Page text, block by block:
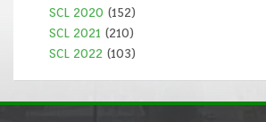
SCL 2020 (152)
SCL 2021 (210)
SCL 2022 (103)